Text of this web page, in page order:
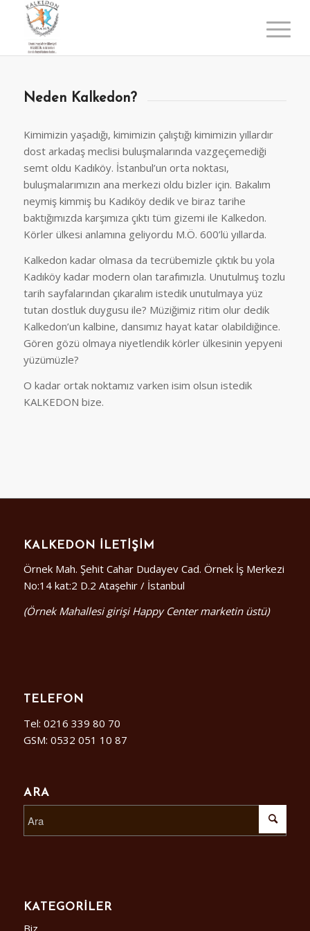
Neden Kalkedon?
Kimimizin yaşadığı, kimimizin çalıştığı kimimizin yıllardır
dost arkadaş meclisi buluşmalarında vazgeçemediği
semt oldu Kadıköy. İstanbul’un orta noktası,
buluşmalarımızın ana merkezi oldu bizler için. Bakalım
neymiş kimmiş bu Kadıköy dedik ve biraz tarihe
baktığımızda karşımıza çıktı tüm gizemi ile Kalkedon.
Körler ülkesi anlamına geliyordu M.Ö. 600’lü yıllarda.
Kalkedon kadar olmasa da tecrübemizle çıktık bu yola
Kadıköy kadar modern olan tarafımızla. Unutulmuş tozlu
tarih sayfalarından çıkaralım istedik unutulmaya yüz
tutan dostluk duygusu ile? Müziğimiz ritim olur dedik
Kalkedon’un kalbine, dansımız hayat katar olabildiğince.
Gören gözü olmaya niyetlendik körler ülkesinin yepyeni
yüzümüzle?
O kadar ortak noktamız varken isim olsun istedik
KALKEDON bize.
KALKEDON İLETIŞIM
Örnek Mah. Şehit Cahar Dudayev Cad. Örnek İş Merkezi
No:14 kat:2 D.2 Ataşehir / İstanbul
(Örnek Mahallesi girişi Happy Center marketin üstü)
TELEFON
Tel: 0216 339 80 70
GSM: 0532 051 10 87
ARA
KATEGORILER